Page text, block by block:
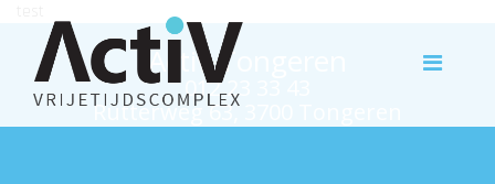
Activ Tongeren
012 23 33 43
Rutterweg 63, 3700 Tongeren